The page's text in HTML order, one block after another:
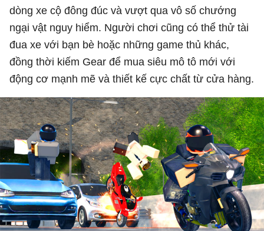
dòng xe cộ đông đúc và vượt qua vô số chướng
ngại vật nguy hiểm. Người chơi cũng có thể thử tài
đua xe với bạn bè hoặc những game thủ khác,
đồng thời kiếm Gear để mua siêu mô tô mới với
động cơ mạnh mẽ và thiết kế cực chất từ cửa hàng.